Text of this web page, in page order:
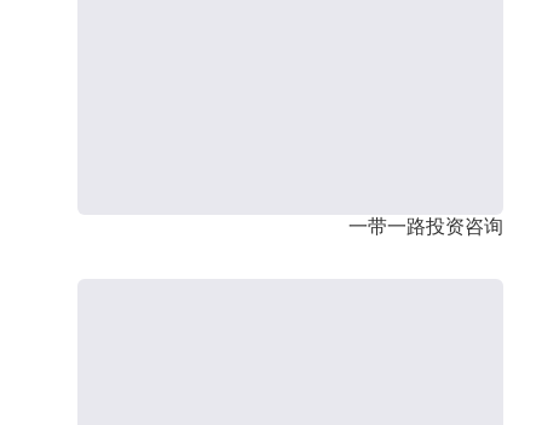
一带一路投资咨询